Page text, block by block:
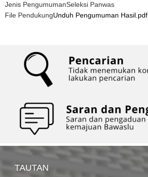
Jenis PengumumanSeleksi Panwas
File PendukungUnduh Pengumuman Hasil.pdf
TAUTAN